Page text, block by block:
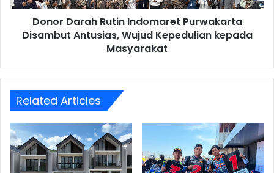
Kepedulian
kepada
Masyarakat
Donor Darah Rutin Indomaret Purwakarta
Disambut Antusias, Wujud Kepedulian kepada
Masyarakat
Related Articles